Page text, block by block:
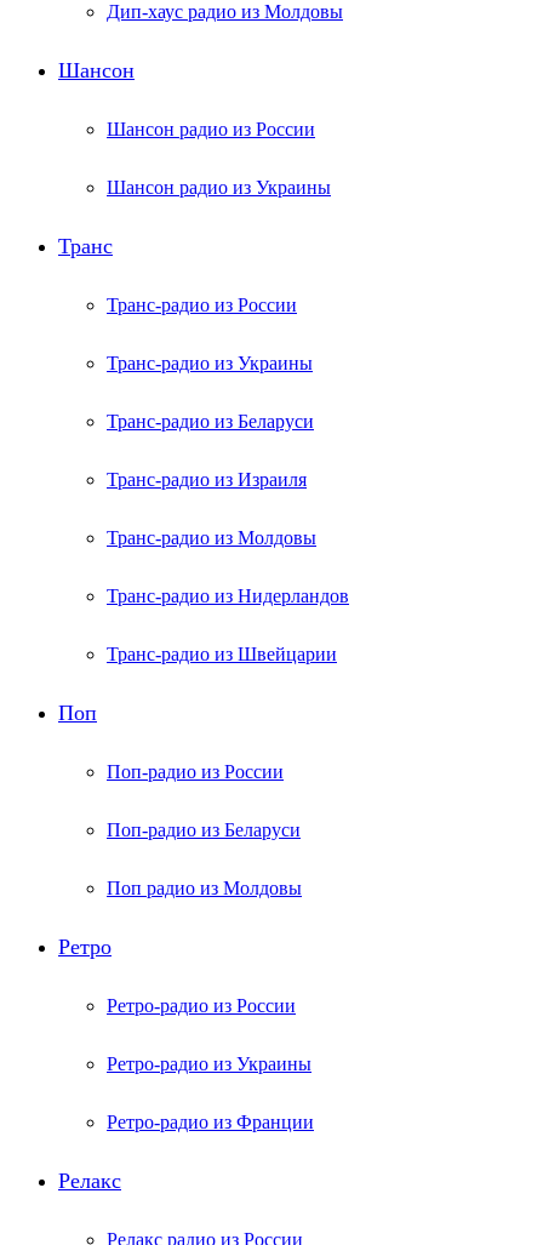
Дип-хаус радио из Молдовы
Шансон
Шансон радио из России
Шансон радио из Украины
Транс
Транс-радио из России
Транс-радио из Украины
Транс-радио из Беларуси
Транс-радио из Израиля
Транс-радио из Молдовы
Транс-радио из Нидерландов
Транс-радио из Швейцарии
Поп
Поп-радио из России
Поп-радио из Беларуси
Поп радио из Молдовы
Ретро
Ретро-радио из России
Ретро-радио из Украины
Ретро-радио из Франции
Релакс
Релакс радио из России